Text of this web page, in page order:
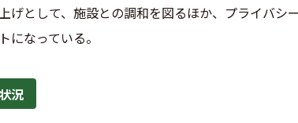
げとして、施設との調和を図るほか、プライバシ
になっている。
況